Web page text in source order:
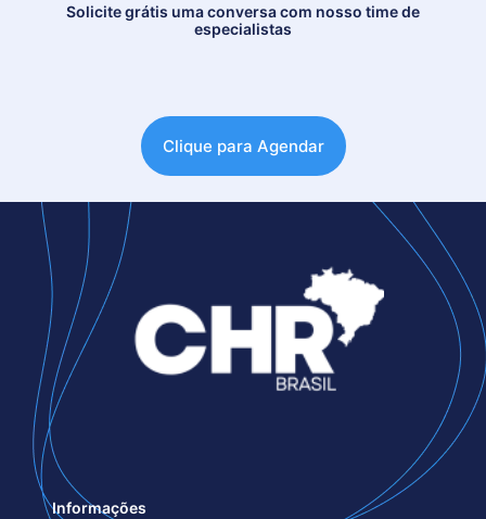
Solicite grátis uma conversa com nosso time de
especialistas
Clique para Agendar
Informações